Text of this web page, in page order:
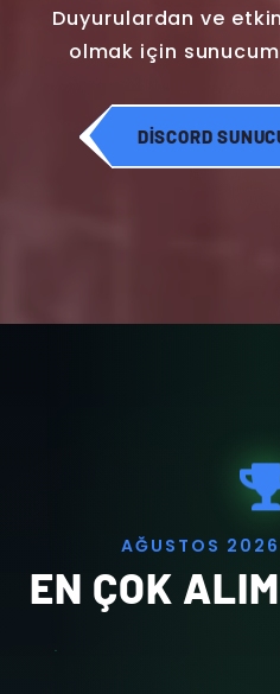
Duyurulardan ve
olmak için
DISCORD
AĞU S T O S 2 0 2 6
EN ÇOK